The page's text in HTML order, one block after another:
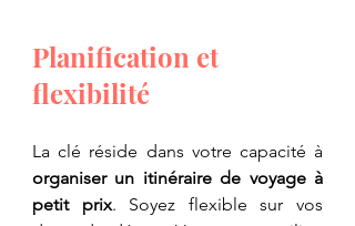
​Planification et
flexibilité
organiser un itinéraire de voyage à
petit prix. Soyez flexible sur vos